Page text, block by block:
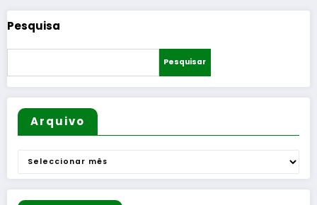
Pesquisa
Pesquisar
Arquivo
Arquivo